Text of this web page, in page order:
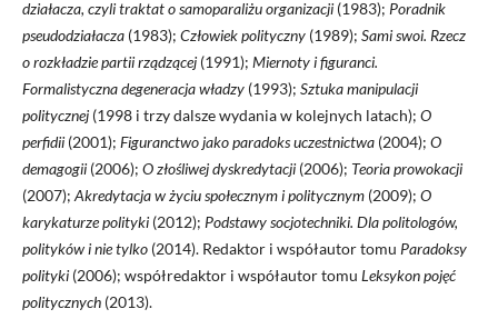
działacza, czyli traktat o samoparaliżu organizacji(1983); Poradnik
pseudodziałacza(1983); Człowiek polityczny(1989); Sami swoi. Rzecz
o rozkładzie partii rządzącej(1991); Miernoty i figuranci.
Formalistyczna degeneracja władzy(1993); Sztuka manipulacji
politycznej(1998 i trzy dalsze wydania w kolejnych latach); O
perfidii(2001); Figuranctwo jako paradoks uczestnictwa(2004); O
demagogii(2006); O złośliwej dyskredytacji(2006); Teoria prowokacji
(2007); Akredytacja w życiu społecznym i politycznym(2009); O
karykaturze polityki(2012); Podstawy socjotechniki. Dla politologów,
polityków i nie tylko(2014). Redaktor i współautor tomu Paradoksy
polityki(2006); współredaktor i współautor tomu Leksykon pojęć
politycznych(2013).